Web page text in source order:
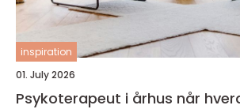
inspiration
01. July 2026
Psykoterapeut i århus når hverdagen slider,